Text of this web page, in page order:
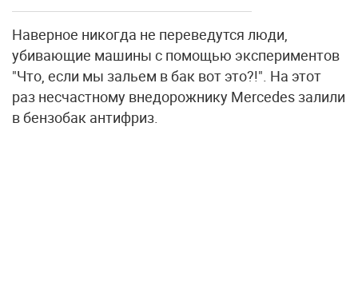
Наверное никогда не переведутся люди,
убивающие машины с помощью экспериментов
"Что, если мы зальем в бак вот это?!". На этот
раз несчастному внедорожнику Mercedes залили
в бензобак антифриз.